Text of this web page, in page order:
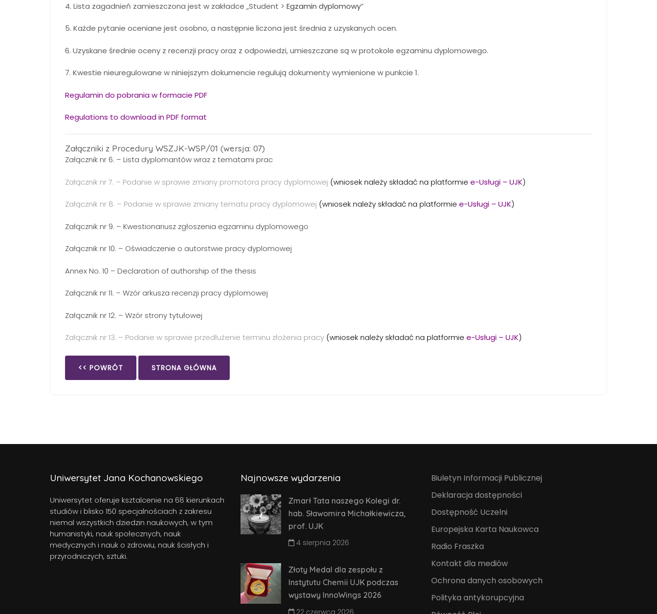
4. Lista zagadnień zamieszczona jest w zakładce „Student > Egzamin dyplomowy”
5. Każde pytanie oceniane jest osobno, a następnie liczona jest średnia z uzyskanych ocen.
6. Uzyskane średnie oceny z recenzji pracy oraz z odpowiedzi, umieszczane są w protokole egzaminu dyplomowego.
7. Kwestie nieuregulowane w niniejszym dokumencie regulują dokumenty wymienione w punkcie 1.
Regulamin do pobrania w formacie PDF
Regulations to download in PDF format
Załączniki z Procedury WSZJK-WSP/01 (wersja: 07)
Załącznik nr 6. – Lista dyplomantów wraz z tematami prac
Załącznik nr 7. – Podanie w sprawie zmiany promotora pracy dyplomowej (wniosek należy składać na platformie e-Usługi – UJK)
Załącznik nr 8. – Podanie w sprawie zmiany tematu pracy dyplomowej (wniosek należy składać na platformie e-Usługi – UJK)
Załącznik nr 9. – Kwestionariusz zgłoszenia egzaminu dyplomowego
Załącznik nr 10. – Oświadczenie o autorstwie pracy dyplomowej
Annex No. 10 – Declaration of authorship of the thesis
Załącznik nr 11. – Wzór arkusza recenzji pracy dyplomowej
Załącznik nr 12. – Wzór strony tytułowej
Załącznik nr 13. – Podanie w sprawie przedłużenie terminu złożenia pracy (wniosek należy składać na platformie e-Usługi – UJK)
<< POWRÓT STRONA GŁÓWNA
Uniwersytet Jana Kochanowskiego
Uniwersytet oferuje ksztalcenie na 68 kierunkach
studiów i blisko 150 specjalnościach z zakresu
niemal wszystkich dziedzin naukowych, w tym
humanistyki, nauk społecznych, nauk
medycznych i nauk o zdrowiu, nauk ścisłych i
przyrodniczych, sztuki.
Najnowsze wydarzenia
Zmarł Tata naszego Kolegi dr.
hab. Sławomira Michałkiewicza,
prof. UJK
4 sierpnia 2026
Złoty Medal dla zespołu z
Instytutu Chemii UJK podczas
wystawy InnoWings 2026
22 czerwca 2026
Biuletyn Informacji Publicznej
Deklaracja dostępności
Dostępność Uczelni
Europejska Karta Naukowca
Radio Fraszka
Kontakt dla mediów
Ochrona danych osobowych
Polityka antykorupcyjna